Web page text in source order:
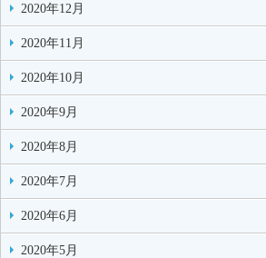
2020年12月
2020年11月
2020年10月
2020年9月
2020年8月
2020年7月
2020年6月
2020年5月